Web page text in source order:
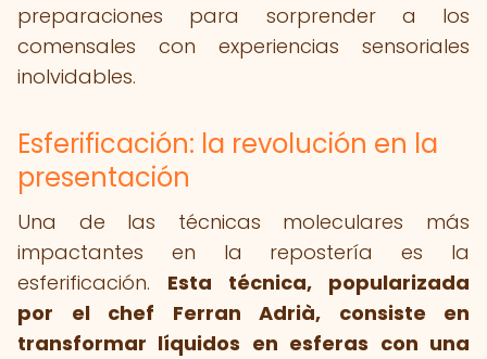
preparaciones para sorprender a los
comensales con experiencias sensoriales
inolvidables.
Esferificación: la revolución en la
presentación
Una de las técnicas moleculares más
impactantes en la repostería es la
esferificación. Esta técnica, popularizada
por el chef Ferran Adrià, consiste en
transformar líquidos en esferas con una